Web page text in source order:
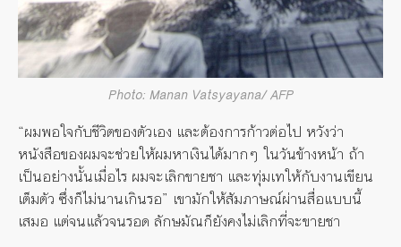
Photo: Manan Vatsyayana/ AFP
“ผมพอใจกับชีวิตของตัวเอง และต้องการก้าวต่อไป หวังว่า
หนังสือของผมจะช่วยให้ผมหาเงินได้มากๆ ในวันข้างหน้า ถ้า
เป็นอย่างนั้นเมื่อไร ผมจะเลิกขายชา และทุ่มเทให้กับงานเขียน
เต็มตัว ซึ่งก็ไม่นานเกินรอ” เขามักให้สัมภาษณ์ผ่านสื่อแบบนี้
เสมอ แต่จนแล้วจนรอด ลักษมัณก็ยังคงไม่เลิกที่จะขายชา